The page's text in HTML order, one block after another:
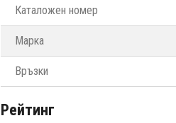
Каталожен номер
Марка
Връзки
Рейтинг